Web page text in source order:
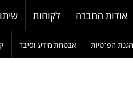
אודות החברה לקוחות
הגנת הפרטיות אבטחת מידע וסייבר